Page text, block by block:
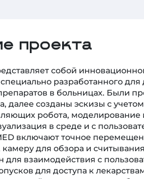
проекта
собой
разработанного для
в больницах. Были
далее созданы эскизы с
робота, моделирование
в среде и с
включают точное
для обзора и
для взаимодействия с
для доступа к